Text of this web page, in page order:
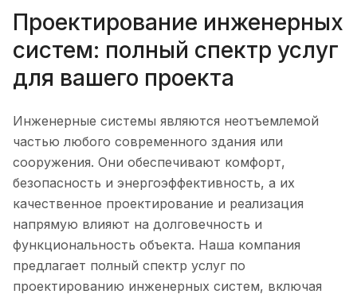
Проектирование инженерных
систем: полный спектр услуг
для вашего проекта
Инженерные системы являются неотъемлемой
частью любого современного здания или
сооружения. Они обеспечивают комфорт,
безопасность и энергоэффективность, а их
качественное проектирование и реализация
напрямую влияют на долговечность и
функциональность объекта. Наша компания
предлагает полный спектр услуг по
проектированию инженерных систем, включая